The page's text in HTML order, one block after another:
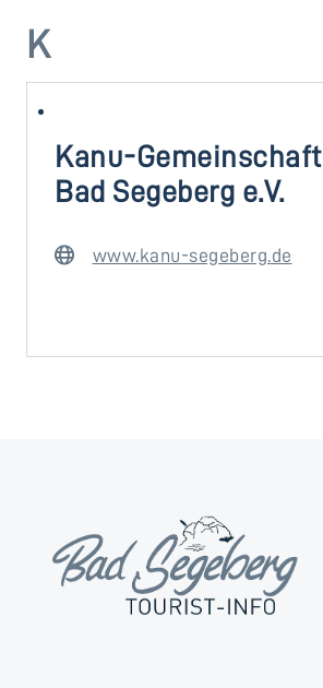
K
Kanu-Gemeinschaft
Bad Segeberg e.V.
www.kanu-segeberg.de